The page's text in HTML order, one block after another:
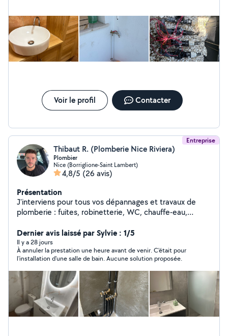
Voir le profil Contacter
Entreprise
Thibaut R. (Plomberie Nice Riviera)
Plombier
Nice (Borriglione-Saint Lambert)
4,8/5 (26 avis)
Présentation
J'interviens pour tous vos dépannages et travaux de
plomberie : fuites, robinetterie, WC, chauffe-eau,
et soigné, devis clair avant intervention, tarifs honnêtes
et adaptés à votre budget. Réactif et à l'écoute, je
privilégie toujours des solutions durables. Disponible
rapidement sur Nice et alentours.
Dernier avis laissé par Sylvie : 1/5
Il y a 28 jours
À annuler la prestation une heure avant de venir. C'était pour
l'installation d'une salle de bain. Aucune solution proposée.